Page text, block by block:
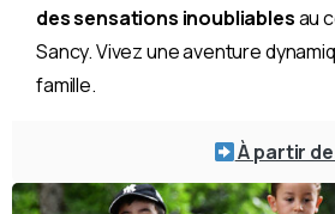
des sensations inoubliablesau
Sancy. Vivez une aventure
famille.
À partir